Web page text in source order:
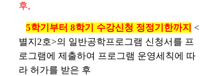
후,
5학기부터 8학기 수강신청 정정기한까지 <
별지 2호>의 일반공학프로그램 신청서를 프
로그램에 제출하여 프로그램 운영세칙에 따
라 허가를 받은 후